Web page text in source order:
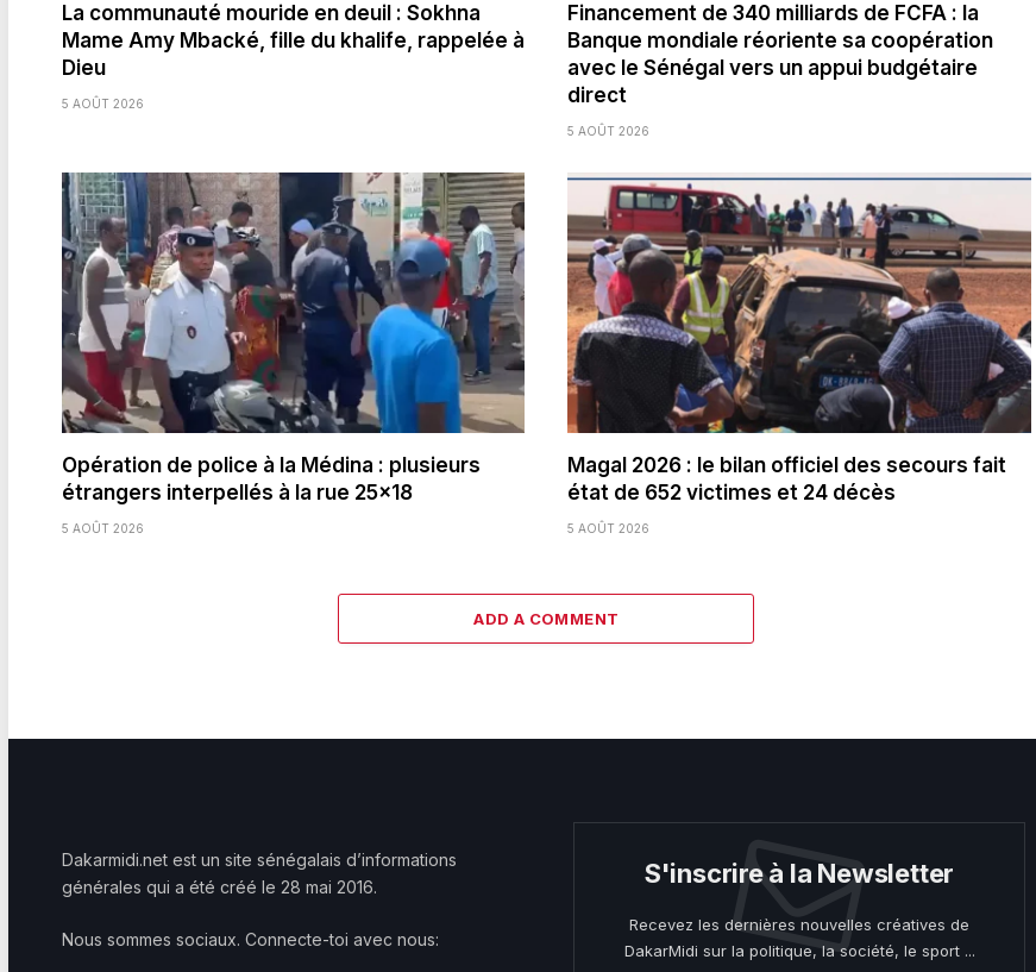
La communauté mouride en deuil : Sokhna
Mame Amy Mbacké, fille du khalife, rappelée à
Dieu
5 AOÛT 2026
Financement de 340 milliards de FCFA : la
Banque mondiale réoriente sa coopération
avec le Sénégal vers un appui budgétaire
direct
5 AOÛT 2026
Opération de police à la Médina : plusieurs
étrangers interpellés à la rue 25×18
5 AOÛT 2026
Magal 2026 : le bilan officiel des secours fait
état de 652 victimes et 24 décès
5 AOÛT 2026
ADD A COMMENT
Dakarmidi.net est un site sénégalais d’informations
générales qui a été créé le 28 mai 2016.
Nous sommes sociaux. Connecte-toi avec nous:
S'inscrire à la Newsletter
Recevez les dernières nouvelles créatives de
DakarMidi sur la politique, la société, le sport ...